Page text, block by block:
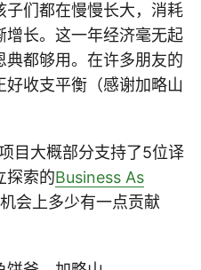
们都在慢慢长大，消耗
增长。这一年经济毫无起
都够用。在许多朋友的
收支平衡（感谢加略山
目大概部分支持了5位译
探索的Business As
会上多少有一点贡献